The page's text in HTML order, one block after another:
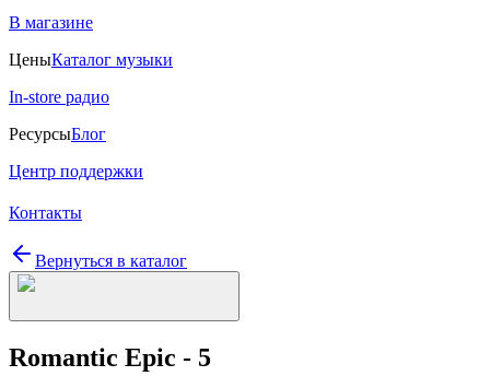
В магазине
ЦеныКаталог музыки
In-store радио
РесурсыБлог
Центр поддержки
Контакты
Вернуться в каталог
Romantic Epic - 5